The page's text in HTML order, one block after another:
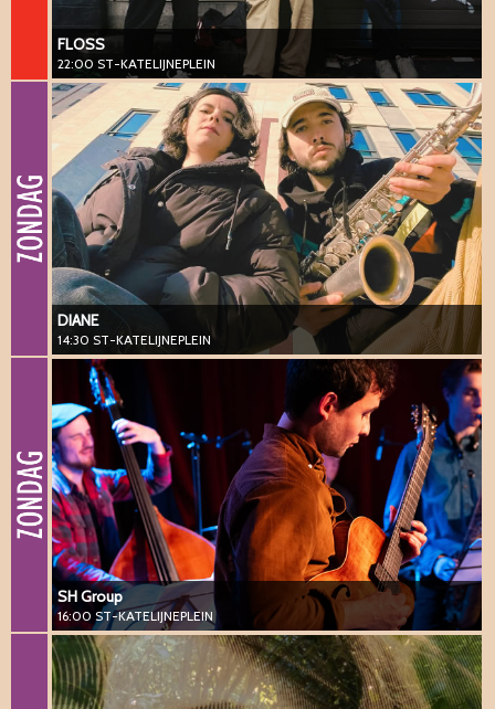
FLOSS
22:00 ST-KATELIJNEPLEIN
DIANE
14:30 ST-KATELIJNEPLEIN
DIANE
14:30 ST-KATELIJNEPLEIN
#vanguard #jazz #sax
SH Group
16:00 ST-KATELIJNEPLEIN
SH Group
16:00 ST-KATELIJNEPLEIN
#vanguard #jazz #rock #pop
NAIRAA
17:30 ST-KATELIJNEPLEIN
#vanguard #jazz #neosoul #rhythm&blues #vocal